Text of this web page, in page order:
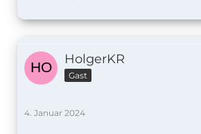
HolgerKR
Gast
4. Januar 2024